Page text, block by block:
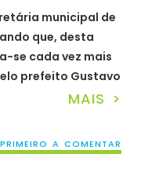
municipal de
que, desta
se cada vez mais
prefeito Gustavo
MAIS >
A COMENTAR